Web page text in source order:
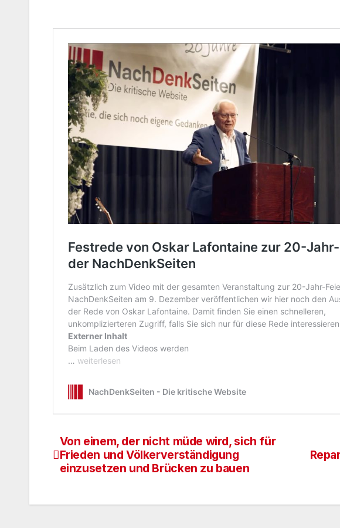
Beitragsnavigation
Von einem, der nicht müde wird, sich für
Frieden und Völkerverständigung
einzusetzen und Brücken zu bauen